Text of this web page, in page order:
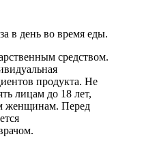
в день во время еды.
средством.
продукта. Не
лицам до 18 лет,
женщинам. Перед